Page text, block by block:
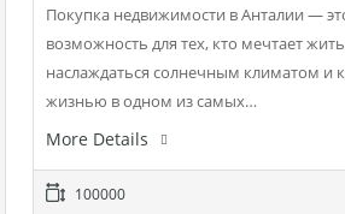
Покупка недвижимости в Анталии —
возможность для тех, кто мечтает
наслаждаться солнечным климатом и
жизнью в одном из самых…
More Details
100000